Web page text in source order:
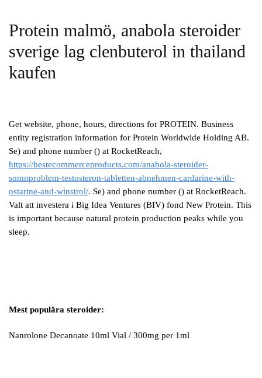
Protein malmö, anabola steroider
sverige lag clenbuterol in thailand
kaufen
Get website, phone, hours, directions for PROTEIN. Business
entity registration information for Protein Worldwide Holding AB.
Se) and phone number () at RocketReach,
https://bestecommerceproducts.com/anabola-steroider-
somnproblem-testosteron-tabletten-abnehmen-cardarine-with-
ostarine-and-winstrol/. Se) and phone number () at RocketReach.
Valt att investera i Big Idea Ventures (BIV) fond New Protein. This
is important because natural protein production peaks while you
sleep.
Mest populära steroider:
Nanrolone Decanoate 10ml Vial / 300mg per 1ml